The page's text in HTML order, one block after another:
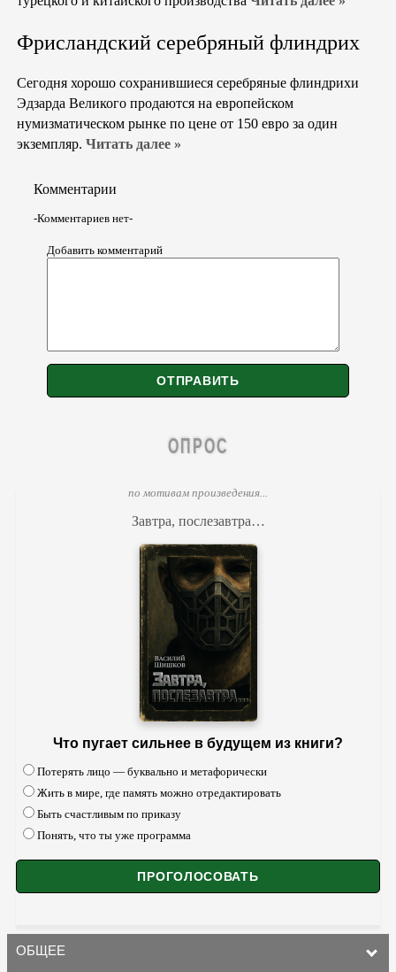
Фрисландский серебряный флиндрих
Сегодня хорошо сохранившиеся серебряные флиндрихи
Эдзарда Великого продаются на европейском
нумизматическом рынке по цене от 150 евро за один
экземпляр. Читать далее »
Комментарии
-Комментариев нет-
Добавить комментарий
ОПРОС
по мотивам произведения...
Завтра, послезавтра…
Что пугает сильнее в будущем из книги?
Потерять лицо — буквально и метафорически
Жить в мире, где память можно отредактировать
Быть счастливым по приказу
Понять, что ты уже программа
ОБЩЕЕ